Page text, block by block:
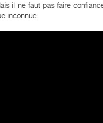
il ne faut pas faire
inconnue.